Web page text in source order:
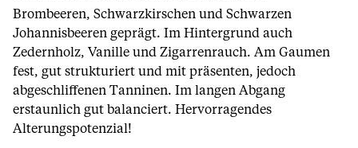
Brombeeren, Schwarzkirschen und Schwarzen
Johannisbeeren geprägt. Im Hintergrund auch
Zedernholz, Vanille und Zigarrenrauch. Am Gaumen
fest, gut strukturiert und mit präsenten, jedoch
abgeschliffenen Tanninen. Im langen Abgang
erstaunlich gut balanciert. Hervorragendes
Alterungspotenzial!